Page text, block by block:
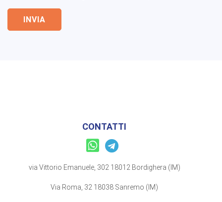
INVIA
CONTATTI
via Vittorio Emanuele, 302 18012 Bordighera (IM)
Via Roma, 32 18038 Sanremo (IM)